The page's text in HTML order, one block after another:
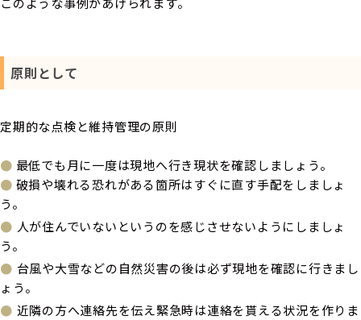
原則として
定期的な点検と維持管理の原則
● 最低でも月に一度は現地へ行き現状を確認しましょう。
● 破損や壊れる恐れがある箇所はすぐに直す手配をしましょ
う。
● 人が住んでいないというのを感じさせないようにしましょ
う。
● 台風や大雪などの自然災害の後は必ず現地を確認に行きまし
ょう。
● 近隣の方へ連絡先を伝え緊急時は連絡を貰える状況を作りま